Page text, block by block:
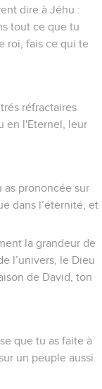
dire à Jéhu :
tout ce que tu
roi, fais ce qui te
réfractaires
en l'Eternel, leur
as prononcée sur
dans l’éternité, et
la grandeur de
l’univers, le Dieu
de David, ton
que tu as faite à
un peuple aussi